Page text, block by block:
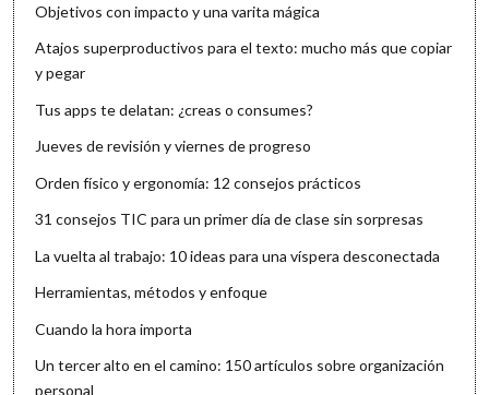
Objetivos con impacto y una varita mágica
Atajos superproductivos para el texto: mucho más que copiar
y pegar
Tus apps te delatan: ¿creas o consumes?
Jueves de revisión y viernes de progreso
Orden físico y ergonomía: 12 consejos prácticos
31 consejos TIC para un primer día de clase sin sorpresas
La vuelta al trabajo: 10 ideas para una víspera desconectada
Herramientas, métodos y enfoque
Cuando la hora importa
Un tercer alto en el camino: 150 artículos sobre organización
personal